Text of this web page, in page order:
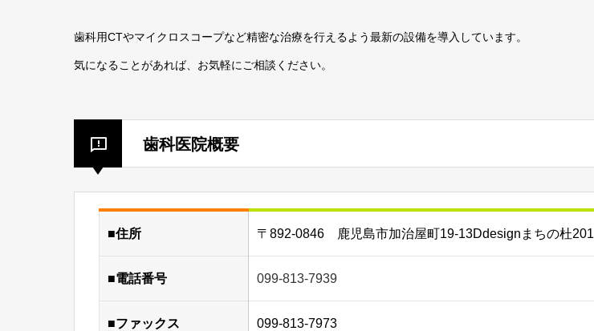
歯科用CTやマイクロスコープなど精密な治療を行えるよう最新の設備を導入しています。
気になることがあれば、お気軽にご相談ください。
歯科医院概要
■住所 〒892-0846 鹿児島市加治屋町19-13Ddesignまちの杜201
■電話番号 099-813-7939
■ファックス 099-813-7973